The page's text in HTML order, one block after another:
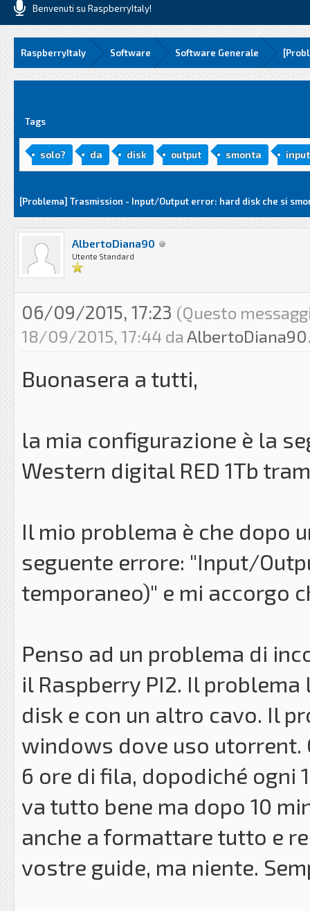
Benvenuti su RaspberryItaly!
RaspberryItaly Software Software Generale
Tags
solo? da disk output smonta input
[Problema] Trasmission - Input/Output error: hard disk che si
AlbertoDiana90
Utente Standard
06/09/2015, 17:23 (Questo
18/09/2015, 17:44 da AlbertoDiana90
Buonasera a tutti,
la mia configurazione è la
Western digital RED 1Tb
Il mio problema è che dopo
seguente errore: "Input/
temporaneo)" e mi accorgo
Penso ad un problema di
il Raspberry PI2. Il
disk e con un altro cavo. Il
windows dove uso utorrent.
6 ore di fila, dopodiché ogni
va tutto bene ma dopo 10
anche a formattare tutto e
vostre guide, ma niente.